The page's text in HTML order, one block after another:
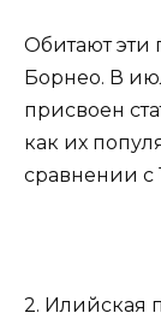
Обитают эти
Борнео. В
присвоен
как их
сравнении с
2. Илийская